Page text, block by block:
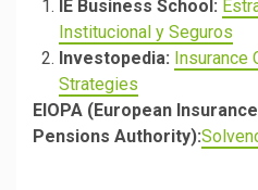
IE Business School:
Institucional y Seguros
Investopedia: Insurance
Strategies
EIOPA (European
Pensions Authority):